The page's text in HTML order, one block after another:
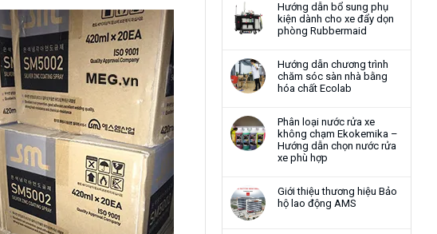
Hướng dẫn bổ sung phụ
kiện dành cho xe đẩy dọn
phòng Rubbermaid
Hướng dẫn chương trình
chăm sóc sàn nhà bằng
hóa chất Ecolab
Phân loại nước rửa xe
không chạm Ekokemika –
Hướng dẫn chọn nước rửa
xe phù hợp
Giới thiệu thương hiệu Bảo
hộ lao động AMS